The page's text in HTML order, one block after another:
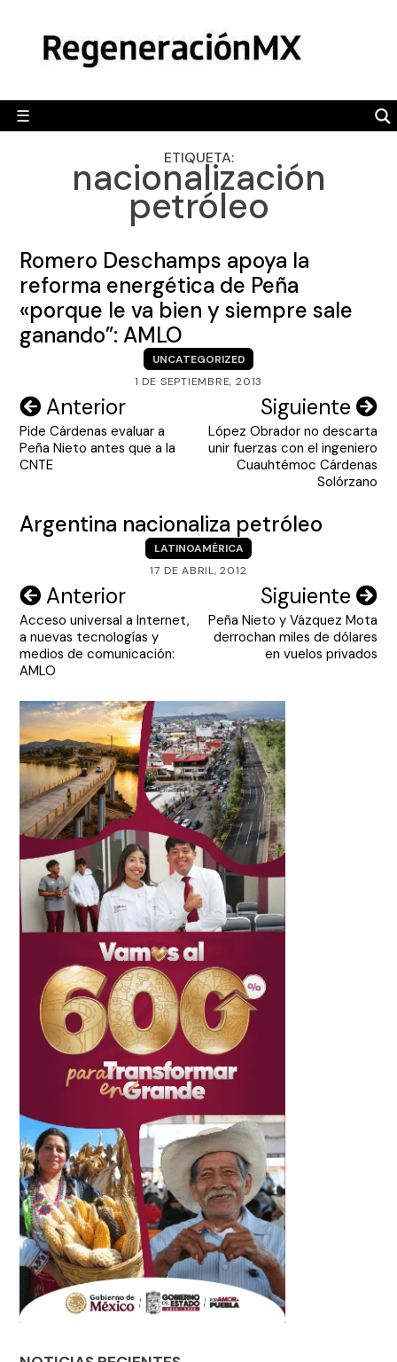
content
☰
POLÍTICA
CAMALEÓN
OPINIÓN
DEPORTES
VIDEOS
ETIQUETA:
nacionalización
petróleo
Romero Deschamps apoya la
reforma energética de Peña
«porque le va bien y siempre sale
ganando”: AMLO
UNCATEGORIZED
1 DE SEPTIEMBRE, 2013
Navegación
de
entradas
Anterior
Pide Cárdenas evaluar a
Peña Nieto antes que a la
CNTE
Siguiente
López Obrador no descarta
unir fuerzas con el ingeniero
Cuauhtémoc Cárdenas
Solórzano
Argentina nacionaliza petróleo
LATINOAMÉRICA
17 DE ABRIL, 2012
Navegación
de
entradas
Anterior
Acceso universal a Internet,
a nuevas tecnologías y
medios de comunicación:
AMLO
Siguiente
Peña Nieto y Vázquez Mota
derrochan miles de dólares
en vuelos privados